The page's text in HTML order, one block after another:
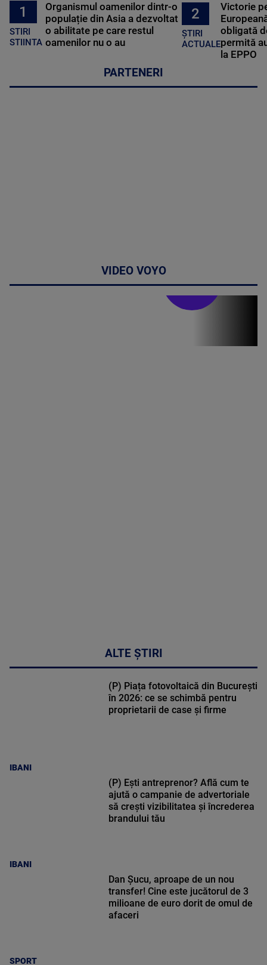
1
STIRI
STIINTA
Organismul oamenilor dintr-o
populație din Asia a dezvoltat
o abilitate pe care restul
oamenilor nu o au
2
ȘTIRI
ACTUALE
Victorie
obligată
permită
la EPPO
PARTENERI
VIDEO VOYO
ALTE ȘTIRI
IBANI
(P) Piața fotovoltaică din București
în 2026: ce se schimbă pentru
proprietarii de case și firme
IBANI
(P) Ești antreprenor? Află cum te
ajută o campanie de advertoriale
să crești vizibilitatea și încrederea
brandului tău
SPORT
Dan Șucu, aproape de un nou
transfer! Cine este jucătorul de 3
milioane de euro dorit de omul de
afaceri